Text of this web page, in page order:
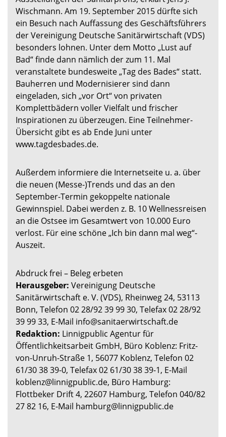
Wischmann. Am 19. September 2015 dürfte sich
ein Besuch nach Auffassung des Geschäftsführers
der Vereinigung Deutsche Sanitärwirtschaft (VDS)
besonders lohnen. Unter dem Motto „Lust auf
Bad“ finde dann nämlich der zum 11. Mal
veranstaltete bundesweite „Tag des Bades“ statt.
Bauherren und Modernisierer sind dann
eingeladen, sich „vor Ort“ von privaten
Komplettbädern voller Vielfalt und frischer
Inspirationen zu überzeugen. Eine Teilnehmer-
Übersicht gibt es ab Ende Juni unter
www.tagdesbades.de.
Außerdem informiere die Internetseite u. a. über
die neuen (Messe-)Trends und das an den
September-Termin gekoppelte nationale
Gewinnspiel. Dabei werden z. B. 10 Wellnessreisen
an die Ostsee im Gesamtwert von 10.000 Euro
verlost. Für eine schöne „Ich bin dann mal weg“-
Auszeit.
Abdruck frei – Beleg erbeten
Herausgeber: Vereinigung Deutsche
Sanitärwirtschaft e. V. (VDS), Rheinweg 24, 53113
Bonn, Telefon 02 28/92 39 99 30, Telefax 02 28/92
39 99 33, E-Mail info@sanitaerwirtschaft.de
Redaktion: Linnigpublic Agentur für
Öffentlichkeitsarbeit GmbH, Büro Koblenz: Fritz-
von-Unruh-Straße 1, 56077 Koblenz, Telefon 02
61/30 38 39-0, Telefax 02 61/30 38 39-1, E-Mail
koblenz@linnigpublic.de, Büro Hamburg:
Flottbeker Drift 4, 22607 Hamburg, Telefon 040/82
27 82 16, E-Mail hamburg@linnigpublic.de